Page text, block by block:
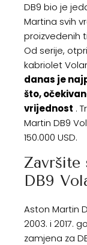
DB9 bio je
Martina svih
proizvedenih
Od serije,
kabriolet
danas je
što,
vrijednost .
Martin DB9
150.000 USD.
Završite
DB9
Aston Martin
2003. i 2017.
zamjena za